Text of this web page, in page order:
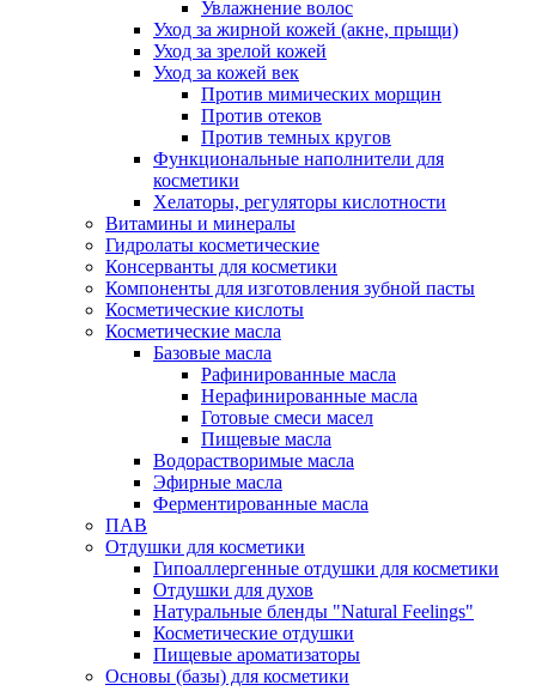
Увлажнение волос
Уход за жирной кожей (акне, прыщи)
Уход за зрелой кожей
Уход за кожей век
Против мимических морщин
Против отеков
Против темных кругов
Функциональные наполнители для
косметики
Хелаторы, регуляторы кислотности
Витамины и минералы
Гидролаты косметические
Консерванты для косметики
Компоненты для изготовления зубной пасты
Косметические кислоты
Косметические масла
Базовые масла
Рафинированные масла
Нерафинированные масла
Готовые смеси масел
Пищевые масла
Водорастворимые масла
Эфирные масла
Ферментированные масла
ПАВ
Отдушки для косметики
Гипоаллергенные отдушки для косметики
Отдушки для духов
Натуральные бленды "Natural Feelings"
Косметические отдушки
Пищевые ароматизаторы
Основы (базы) для косметики